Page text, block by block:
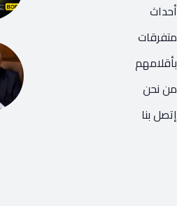
أحداث
متفرقات
بأقلامهم
من نحن
إتصل بنا